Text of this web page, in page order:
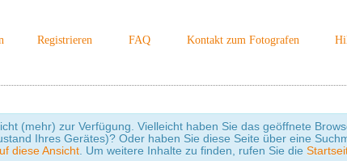
Registrieren FAQ Kontakt zum Fotografen
(mehr) zur Verfügung. Vielleicht haben Sie das geöffnete
Ihres Gerätes)? Oder haben Sie diese Seite über eine
diese Ansicht. Um weitere Inhalte zu finden, rufen Sie die